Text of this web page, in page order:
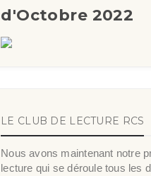
d'Octobre 2022
LE CLUB DE LECTURE RCS
Nous avons maintenant notre
lecture qui se déroule tous les